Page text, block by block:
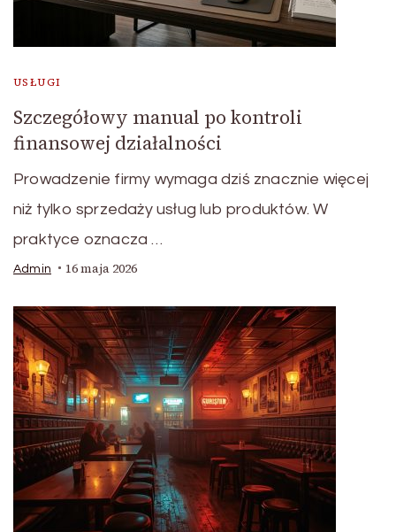
USŁUGI
Szczegółowy manual po kontroli
finansowej działalności
Prowadzenie firmy wymaga dziś znacznie więcej
niż tylko sprzedaży usług lub produktów. W
praktyce oznacza …
Admin 16 maja 2026